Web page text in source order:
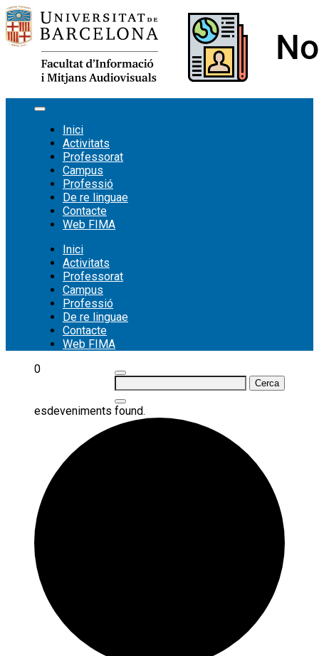
Vés
al
contingut
Inici
Activitats
Professorat
Campus
Professió
De re linguae
Contacte
Web FIMA
Inici
Activitats
Professorat
Campus
Professió
De re linguae
Contacte
Web FIMA
Cerca:
0
esdeveniments found.